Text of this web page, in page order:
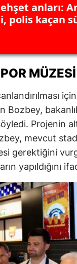
anları:
polis kaçan
Projenin
mevcut
gerektiğini
yapıldığını